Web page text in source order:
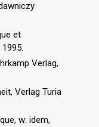
et
Verlag,
Verlag Turia
w: idem,